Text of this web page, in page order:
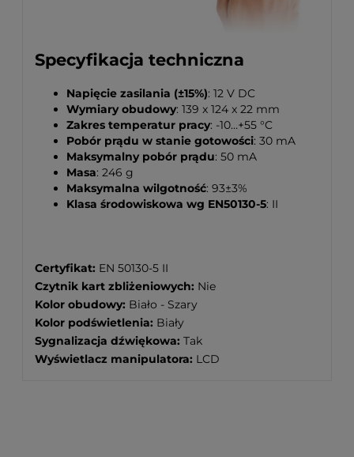
Specyfikacja techniczna
Napięcie zasilania (±15%): 12 V DC
Wymiary obudowy: 139 x 124 x 22 mm
Zakres temperatur pracy: -10…+55 °C
Pobór prądu w stanie gotowości: 30 mA
Maksymalny pobór prądu: 50 mA
Masa: 246 g
Maksymalna wilgotność: 93±3%
Klasa środowiskowa wg EN50130-5: II
Certyfikat: EN 50130-5 II
Czytnik kart zbliżeniowych: Nie
Kolor obudowy: Biało - Szary
Kolor podświetlenia: Biały
Sygnalizacja dźwiękowa: Tak
Wyświetlacz manipulatora: LCD